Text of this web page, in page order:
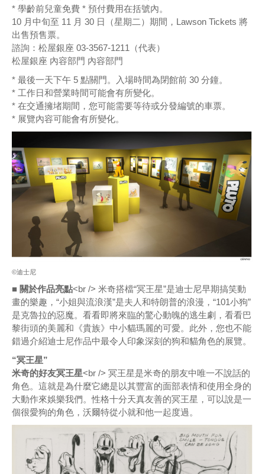
* 學齡前兒童免費 * 預付費用在括號內。
10 月中旬至 11 月 30 日（星期二）期間，Lawson Tickets 將
出售預售票。
諮詢：松屋銀座 03-3567-1211（代表）
松屋銀座 內容部門 內容部門
* 最後一天下午 5 點關門。入場時間為閉館前 30 分鐘。
* 工作日和營業時間可能會有所變化。
* 在交通擁堵期間，您可能需要等待或分發編號的車票。
* 展覽內容可能會有所變化。
©迪士尼
■ 關於作品亮點<br /> 米奇搭檔“冥王星”是迪士尼早期搞笑動
畫的樂趣，“小姐與流浪漢”是夫人和特朗普的浪漫，“101小狗”
是克魯拉的惡魔。看看即將來臨的驚心動魄的逃生劇，看看巴
黎街頭的美麗和《貴族》中小貓瑪麗的可愛。此外，您也不能
錯過介紹迪士尼作品中最令人印象深刻的狗和貓角色的展覽。
“冥王星”
米奇的好友冥王星<br /> 冥王星是米奇的朋友中唯一不說話的
角色。這就是為什麼它總是以其豐富的面部表情和使用全身的
大動作來娛樂我們。性格十分天真友善的冥王星，可以說是一
個很愛狗的角色，沃爾特從小就和他一起度過。